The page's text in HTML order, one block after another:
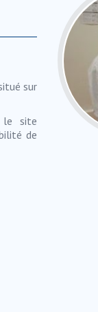
sur
site
de